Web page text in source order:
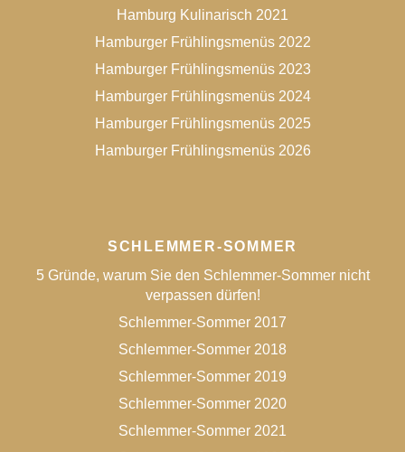
Hamburg Kulinarisch 2021
Hamburger Frühlingsmenüs 2022
Hamburger Frühlingsmenüs 2023
Hamburger Frühlingsmenüs 2024
Hamburger Frühlingsmenüs 2025
Hamburger Frühlingsmenüs 2026
SCHLEMMER-SOMMER
5 Gründe, warum Sie den Schlemmer-Sommer nicht
verpassen dürfen!
Schlemmer-Sommer 2017
Schlemmer-Sommer 2018
Schlemmer-Sommer 2019
Schlemmer-Sommer 2020
Schlemmer-Sommer 2021